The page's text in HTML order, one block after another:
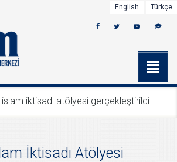
English Türkçe
i̇slam i̇ktisadı atölyesi gerçekleştirildi
İktisadı Atölyesi